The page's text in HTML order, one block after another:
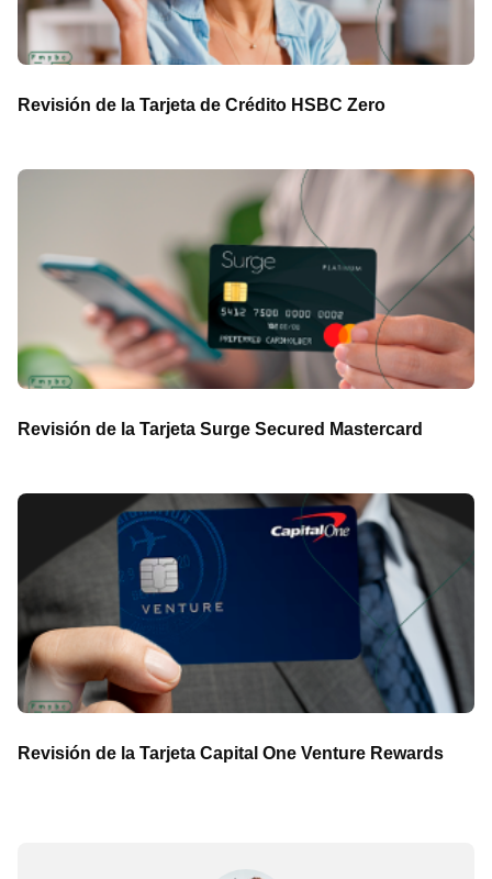
Revisión de la Tarjeta de Crédito HSBC Zero
Revisión de la Tarjeta Surge Secured Mastercard
Revisión de la Tarjeta Capital One Venture Rewards